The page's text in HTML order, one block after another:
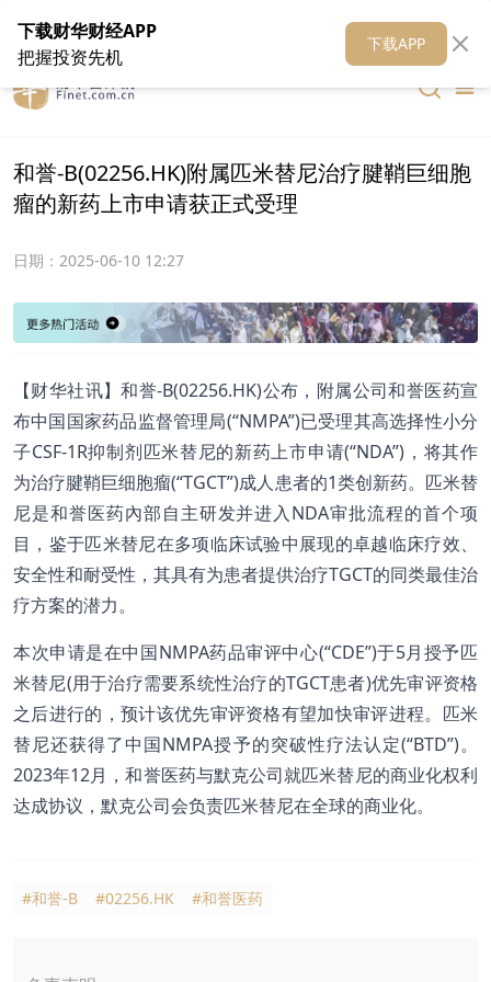
在线客服 关于我们 财华媒体矩阵 财华智库
和誉-B(02256.HK)附属匹米替尼治疗腱鞘巨细胞
瘤的新药上市申请获正式受理
日期： 2025-06-10 12:27
【财华社讯】和誉-B(02256.HK)公布，附属公司和誉医药宣
布中国国家药品监督管理局(“NMPA”)已受理其高选择性小分
子CSF-1R抑制剂匹米替尼的新药上市申请(“NDA”)，将其作
为治疗腱鞘巨细胞瘤(“TGCT”)成人患者的1类创新药。匹米替
尼是和誉医药內部自主研发并进入NDA审批流程的首个项
目，鉴于匹米替尼在多项临床试验中展现的卓越临床疗效、
安全性和耐受性，其具有为患者提供治疗TGCT的同类最佳治
疗方案的潜力。
本次申请是在中国NMPA药品审评中心(“CDE”)于5月授予匹
米替尼(用于治疗需要系统性治疗的TGCT患者)优先审评资格
之后进行的，预计该优先审评资格有望加快审评进程。匹米
替尼还获得了中国NMPA授予的突破性疗法认定(“BTD”)。
2023年12月，和誉医药与默克公司就匹米替尼的商业化权利
达成协议，默克公司会负责匹米替尼在全球的商业化。
#和誉-B #02256.HK #和誉医药
下载财华财经APP
把握投资先机
下载APP